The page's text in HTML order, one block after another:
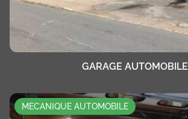
GARAGE AUTOMOBILE
MECANIQUE AUTOMOBILE